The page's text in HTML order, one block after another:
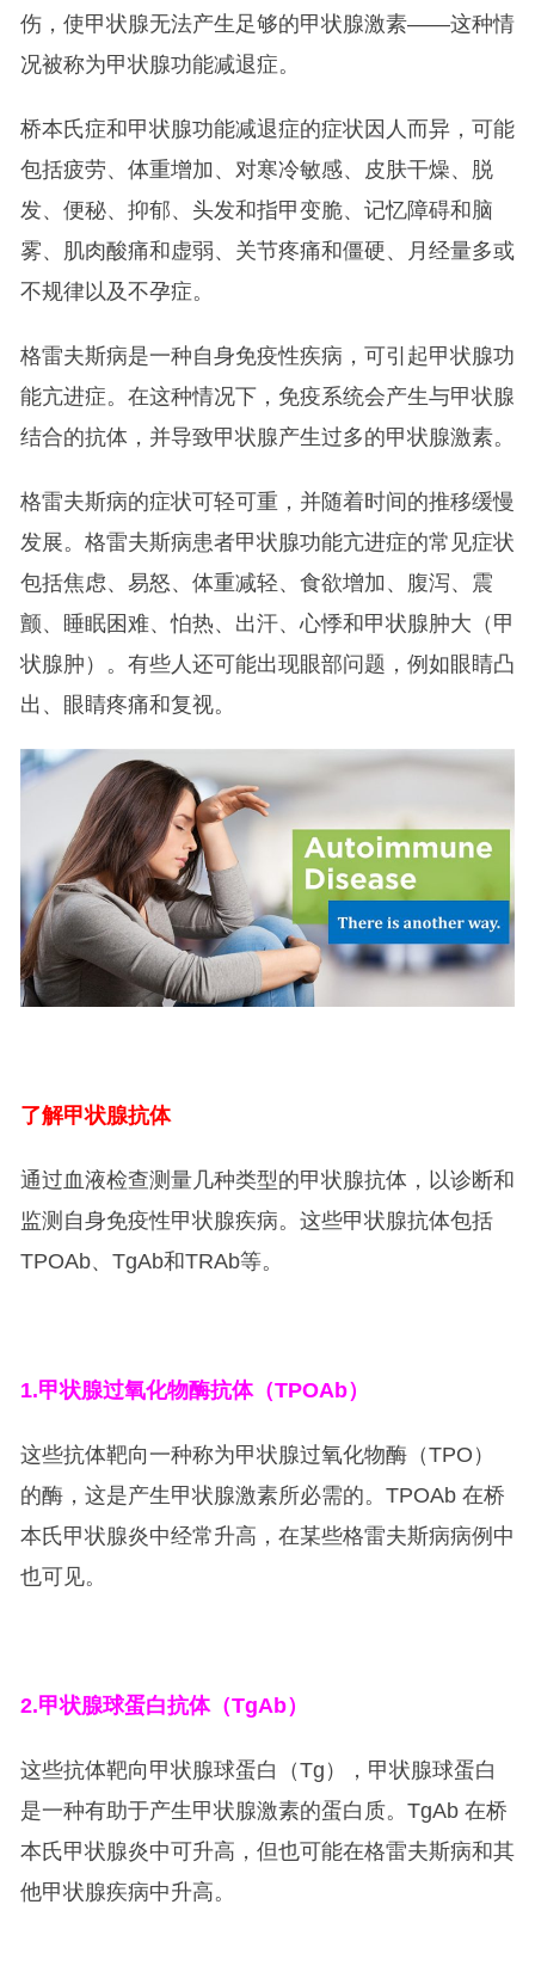
伤，使甲状腺无法产生足够的甲状腺激素——这种情
况被称为甲状腺功能减退症。
桥本氏症和甲状腺功能减退症的症状因人而异，可能
包括疲劳、体重增加、对寒冷敏感、皮肤干燥、脱
发、便秘、抑郁、头发和指甲变脆、记忆障碍和脑
雾、肌肉酸痛和虚弱、关节疼痛和僵硬、月经量多或
不规律以及不孕症。
格雷夫斯病是一种自身免疫性疾病，可引起甲状腺功
能亢进症。在这种情况下，免疫系统会产生与甲状腺
结合的抗体，并导致甲状腺产生过多的甲状腺激素。
格雷夫斯病的症状可轻可重，并随着时间的推移缓慢
发展。格雷夫斯病患者甲状腺功能亢进症的常见症状
包括焦虑、易怒、体重减轻、食欲增加、腹泻、震
颤、睡眠困难、怕热、出汗、心悸和甲状腺肿大（甲
状腺肿）。有些人还可能出现眼部问题，例如眼睛凸
出、眼睛疼痛和复视。
了解甲状腺抗体
通过血液检查测量几种类型的甲状腺抗体，以诊断和
监测自身免疫性甲状腺疾病。这些甲状腺抗体包括
TPOAb、TgAb和TRAb等。
1.甲状腺过氧化物酶抗体（TPOAb）
这些抗体靶向一种称为甲状腺过氧化物酶（TPO）
的酶，这是产生甲状腺激素所必需的。TPOAb 在桥
本氏甲状腺炎中经常升高，在某些格雷夫斯病病例中
也可见。
2.甲状腺球蛋白抗体（TgAb）
这些抗体靶向甲状腺球蛋白（Tg），甲状腺球蛋白
是一种有助于产生甲状腺激素的蛋白质。TgAb 在桥
本氏甲状腺炎中可升高，但也可能在格雷夫斯病和其
他甲状腺疾病中升高。